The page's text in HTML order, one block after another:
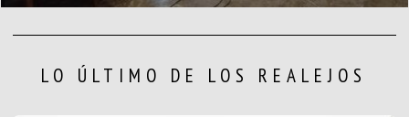
LO ÚLTIMO DE LOS REALEJOS